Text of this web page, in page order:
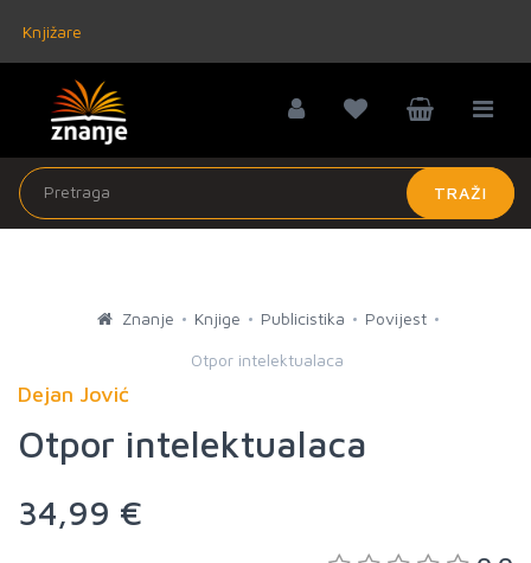
Knjižare
TRAŽI
Znanje Knjige Publicistika Povijest
Otpor intelektualaca
Dejan Jović
Otpor intelektualaca
34,99 €